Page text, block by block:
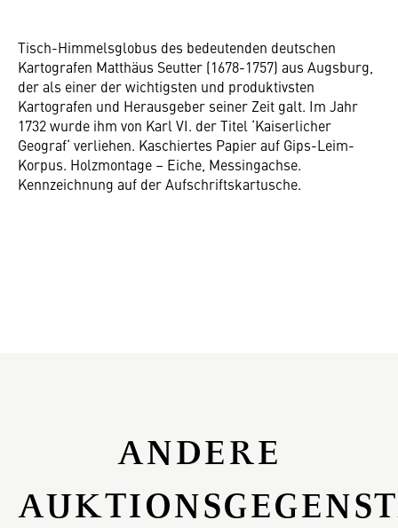
Tisch-Himmelsglobus des bedeutenden deutschen
Kartografen Matthäus Seutter (1678-1757) aus Augsburg,
der als einer der wichtigsten und produktivsten
Kartografen und Herausgeber seiner Zeit galt. Im Jahr
1732 wurde ihm von Karl VI. der Titel ‘Kaiserlicher
Geograf‘ verliehen. Kaschiertes Papier auf Gips-Leim-
Korpus. Holzmontage – Eiche, Messingachse.
Kennzeichnung auf der Aufschriftskartusche.
ANDERE